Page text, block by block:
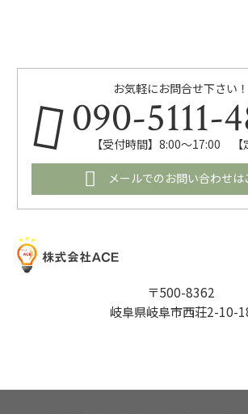
お気軽にお問合せ下さい！
090-5111-
【受付時間】8:00～17:00 【
メールでのお問い合わせは
〒500-8362
岐阜県岐阜市西荘2-10-